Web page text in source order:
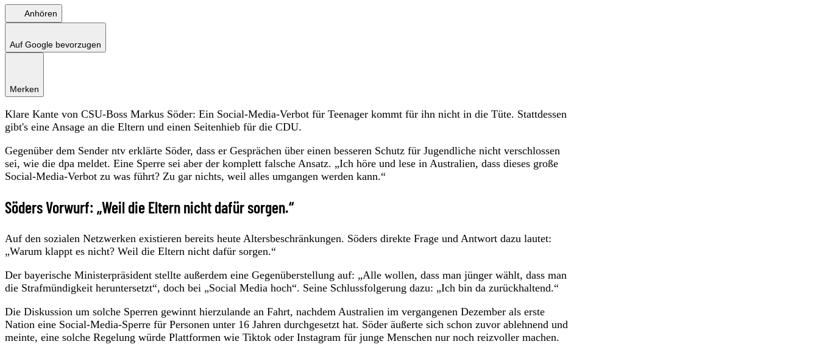
Anhören
Auf Google bevorzugen
Merken
Klare Kante von CSU-Boss Markus Söder: Ein Social-Media-Verbot für Teenager kommt für ihn nicht in die Tüte. Stattdessen
gibt's eine Ansage an die Eltern und einen Seitenhieb für die CDU.
Gegenüber dem Sender ntv erklärte Söder, dass er Gesprächen über einen besseren Schutz für Jugendliche nicht verschlossen
sei, wie die dpa meldet. Eine Sperre sei aber der komplett falsche Ansatz. „Ich höre und lese in Australien, dass dieses große
Social-Media-Verbot zu was führt? Zu gar nichts, weil alles umgangen werden kann.“
Söders Vorwurf: „Weil die Eltern nicht dafür sorgen.“
Auf den sozialen Netzwerken existieren bereits heute Altersbeschränkungen. Söders direkte Frage und Antwort dazu lautet:
„Warum klappt es nicht? Weil die Eltern nicht dafür sorgen.“
Der bayerische Ministerpräsident stellte außerdem eine Gegenüberstellung auf: „Alle wollen, dass man jünger wählt, dass man
die Strafmündigkeit heruntersetzt“, doch bei „Social Media hoch“. Seine Schlussfolgerung dazu: „Ich bin da zurückhaltend.“
Die Diskussion um solche Sperren gewinnt hierzulande an Fahrt, nachdem Australien im vergangenen Dezember als erste
Nation eine Social-Media-Sperre für Personen unter 16 Jahren durchgesetzt hat. Söder äußerte sich schon zuvor ablehnend und
meinte, eine solche Regelung würde Plattformen wie Tiktok oder Instagram für junge Menschen nur noch reizvoller machen.